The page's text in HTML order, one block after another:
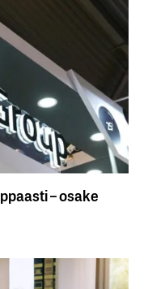
– osake